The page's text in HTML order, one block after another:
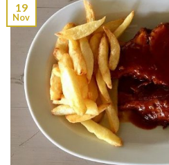
19
Nov